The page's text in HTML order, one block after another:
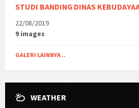
STUDI BANDING DINAS
22/08/2019
9 images
GALERI LAINNYA ..
WEATHER